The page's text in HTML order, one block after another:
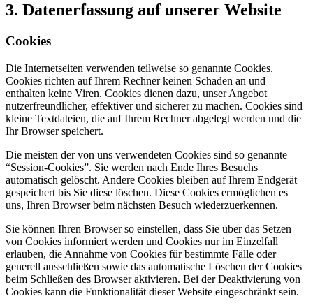
3. Datenerfassung auf unserer Website
Cookies
Die Internetseiten verwenden teilweise so genannte Cookies.
Cookies richten auf Ihrem Rechner keinen Schaden an und
enthalten keine Viren. Cookies dienen dazu, unser Angebot
nutzerfreundlicher, effektiver und sicherer zu machen. Cookies sind
kleine Textdateien, die auf Ihrem Rechner abgelegt werden und die
Ihr Browser speichert.
Die meisten der von uns verwendeten Cookies sind so genannte
“Session-Cookies”. Sie werden nach Ende Ihres Besuchs
automatisch gelöscht. Andere Cookies bleiben auf Ihrem Endgerät
gespeichert bis Sie diese löschen. Diese Cookies ermöglichen es
uns, Ihren Browser beim nächsten Besuch wiederzuerkennen.
Sie können Ihren Browser so einstellen, dass Sie über das Setzen
von Cookies informiert werden und Cookies nur im Einzelfall
erlauben, die Annahme von Cookies für bestimmte Fälle oder
generell ausschließen sowie das automatische Löschen der Cookies
beim Schließen des Browser aktivieren. Bei der Deaktivierung von
Cookies kann die Funktionalität dieser Website eingeschränkt sein.